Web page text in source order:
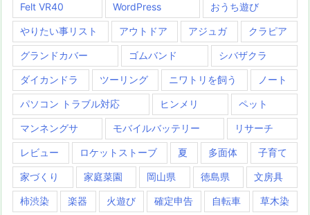
Felt VR40 WordPress おうち遊び
やりたい事リスト アウトドア アジュガ クラピア
グランドカバー ゴムバンド シバザクラ
ダイカンドラ ツーリング ニワトリを飼う ノート
パソコン トラブル対応 ヒンメリ ペット
マンネングサ モバイルバッテリー リサーチ
レビュー ロケットストーブ 夏 多面体 子育て
家づくり 家庭菜園 岡山県 徳島県 文房具
柿渋染 楽器 火遊び 確定申告 自転車 草木染